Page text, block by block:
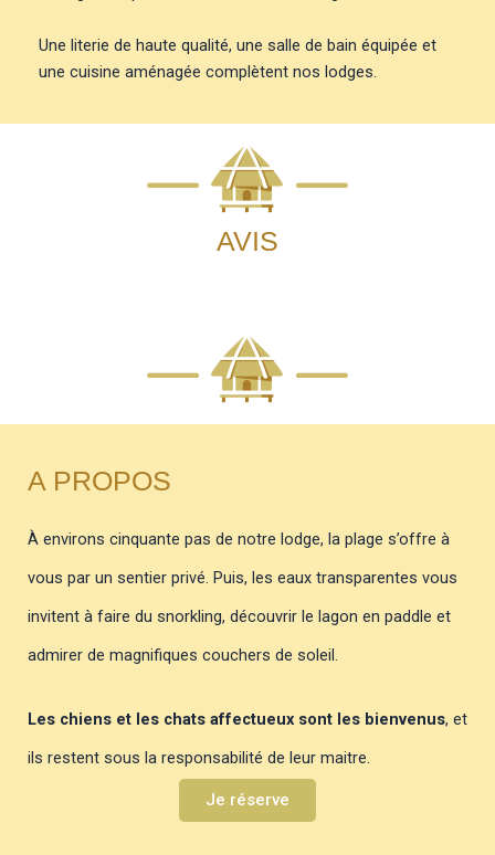
Une literie de haute qualité, une salle de bain équipée et
une cuisine aménagée complètent nos lodges.
AVIS
A PROPOS
À environs cinquante pas de notre lodge, la plage s’offre à
vous par un sentier privé. Puis, les eaux transparentes vous
invitent à faire du snorkling, découvrir le lagon en paddle et
admirer de magnifiques couchers de soleil.
Les chiens et les chats affectueux sont les bienvenus, et
ils restent sous la responsabilité de leur maitre.
Je réserve